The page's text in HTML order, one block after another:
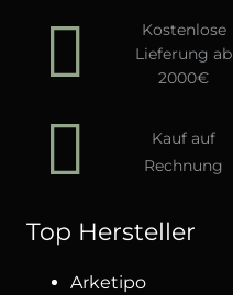
Kostenlose
Lieferung ab
2000€
Kauf auf
Rechnung
Top Hersteller
Arketipo